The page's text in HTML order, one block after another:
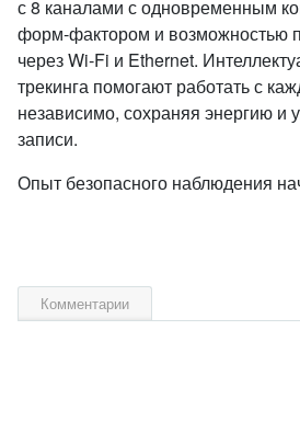
с 8 каналами с одновременным
форм‑фактором и возможностью
через Wi‑Fi и Ethernet.
трекинга помогают работать с
независимо, сохраняя энергию и
записи.
Опыт безопасного наблюдения
Комментарии